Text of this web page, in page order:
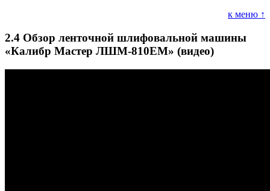
к меню ↑
2.4 Обзор ленточной шлифовальной машины
«Калибр Мастер ЛШМ-810ЕМ» (видео)